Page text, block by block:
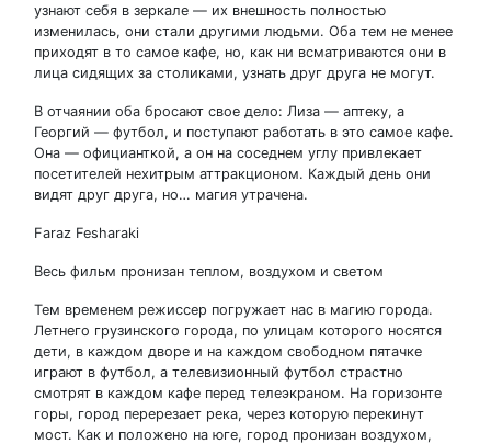
узнают себя в зеркале — их внешность полностью
изменилась, они стали другими людьми. Оба тем не менее
приходят в то самое кафе, но, как ни всматриваются они в
лица сидящих за столиками, узнать друг друга не могут.
В отчаянии оба бросают свое дело: Лиза — аптеку, а
Георгий — футбол, и поступают работать в это самое кафе.
Она — официанткой, а он на соседнем углу привлекает
посетителей нехитрым аттракционом. Каждый день они
видят друг друга, но… магия утрачена.
Faraz Fesharaki
Весь фильм пронизан теплом, воздухом и светом
Тем временем режиссер погружает нас в магию города.
Летнего грузинского города, по улицам которого носятся
дети, в каждом дворе и на каждом свободном пятачке
играют в футбол, а телевизионный футбол страстно
смотрят в каждом кафе перед телеэкраном. На горизонте
горы, город перерезает река, через которую перекинут
мост. Как и положено на юге, город пронизан воздухом,